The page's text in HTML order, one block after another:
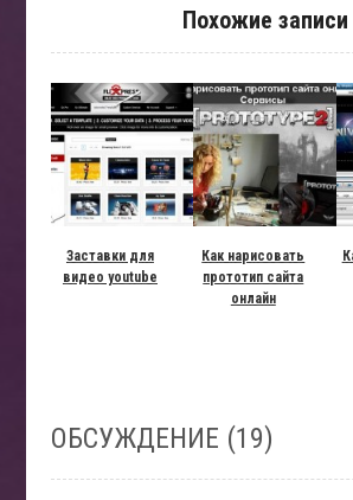
Похожие записи
Заставки для
видео youtube
Как нарисовать
прототип сайта
онлайн
ОБСУЖДЕНИЕ (19)